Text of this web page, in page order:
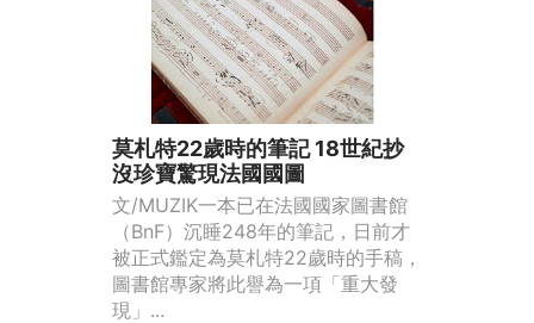
莫札特22歲時的筆記 18世紀抄
沒珍寶驚現法國國圖
文/MUZIK一本已在法國國家圖書館
（BnF）沉睡248年的筆記，日前才
被正式鑑定為莫札特22歲時的手稿，
圖書館專家將此譽為一項「重大發
現」...